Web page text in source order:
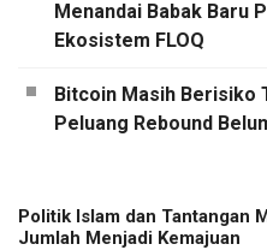
Menandai Babak Baru
Ekosistem FLOQ
Bitcoin Masih Berisiko
Peluang Rebound
Politik Islam dan Tantangan
Jumlah Menjadi Kemajuan